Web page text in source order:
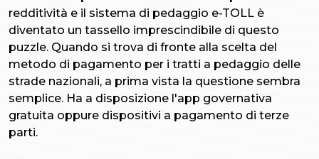
redditività e il sistema di pedaggio e-TOLL è
diventato un tassello imprescindibile di questo
puzzle. Quando si trova di fronte alla scelta del
metodo di pagamento per i tratti a pedaggio delle
strade nazionali, a prima vista la questione sembra
semplice. Ha a disposizione l'app governativa
gratuita oppure dispositivi a pagamento di terze
parti.